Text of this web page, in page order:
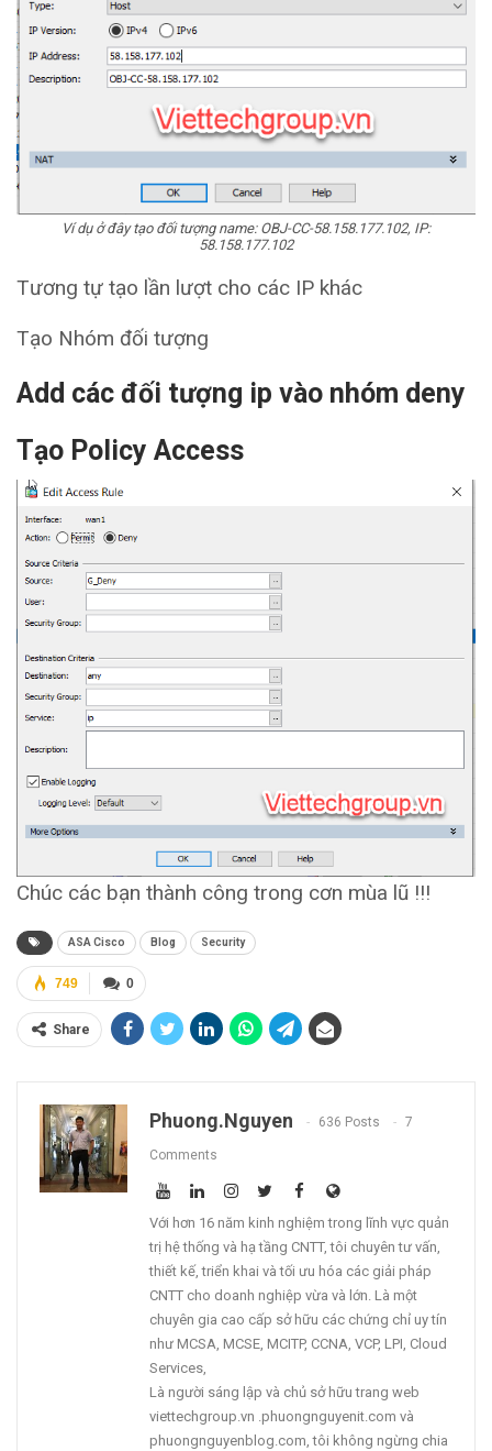
Ví dụ ở đây tạo đối tượng name: OBJ-CC-58.158.177.102, IP:
58.158.177.102
Tương tự tạo lần lượt cho các IP khác
Tạo Nhóm đối tượng
Add các đối tượng ip vào nhóm deny
Tạo Policy Access
Chúc các bạn thành công trong cơn mùa lũ !!!
ASA Cisco Blog Security
0
749
Share
Phuong.nguyen 636 Posts 7
Comments
Với hơn 16 năm kinh nghiệm trong lĩnh vực quản
trị hệ thống và hạ tầng CNTT, tôi chuyên tư vấn,
thiết kế, triển khai và tối ưu hóa các giải pháp
CNTT cho doanh nghiệp vừa và lớn. Là một
chuyên gia cao cấp sở hữu các chứng chỉ uy tín
như MCSA, MCSE, MCITP, CCNA, VCP, LPI, Cloud
Services,
Là người sáng lập và chủ sở hữu trang web
viettechgroup.vn .phuongnguyenit.com và
phuongnguyenblog.com, tôi không ngừng chia